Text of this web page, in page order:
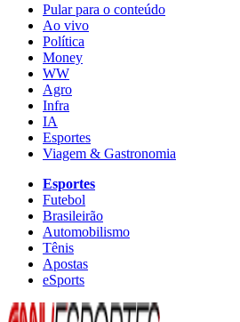
Pular para o conteúdo
Ao vivo
Política
Money
WW
Agro
Infra
IA
Esportes
Viagem & Gastronomia
Esportes
Futebol
Brasileirão
Automobilismo
Tênis
Apostas
eSports